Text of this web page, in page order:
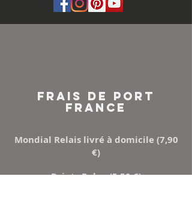
FRAIS DE PORT
FRANCE
Mondial Relais livré à domicile (7,90
€)
Points Relay (5,50 €)